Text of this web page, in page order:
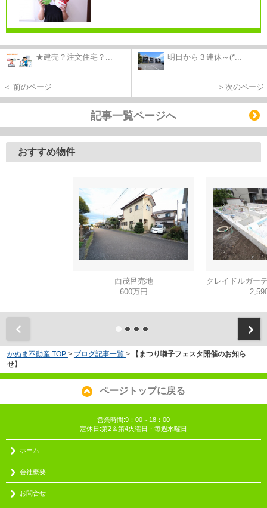
★建売？注文住宅？...
＜ 前のページ
明日から３連休～(*...
＞次のページ
記事一覧ページへ
おすすめ物件
西茂呂売地
600万円
かぬま不動産 TOP > ブログ記事一覧 >
【まつり囃子フェスタ開催のお知ら
せ】
ページトップに戻る
営業時間:9：00～18：00
定休日:第2＆第4火曜日・毎週水曜日
ホーム
会社概要
お問合せ